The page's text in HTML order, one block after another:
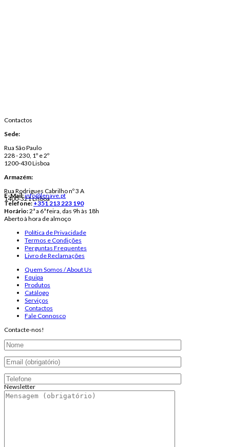
Contactos
Sede:
Rua São Paulo
228 - 230, 1º e 2º
1200-430 Lisboa
Armazém:
Rua Rodrigues Cabrilho nº 3 A
1400-321 Lisboa
E-Mail:info@lenave.pt
Telefone:+351 213 223 190
Horário:2ª a 6ª feira, das 9h às 18h
Aberto à hora de almoço
Política de Privacidade
Termos e Condições
Perguntas Frequentes
Livro de Reclamações
Quem Somos / About Us
Equipa
Produtos
Catálogo
Serviços
Contactos
Fale Connosco
Contacte-nos!
Newsletter
Endereço de email: